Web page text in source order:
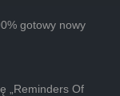
gotowy nowy
„Reminders Of